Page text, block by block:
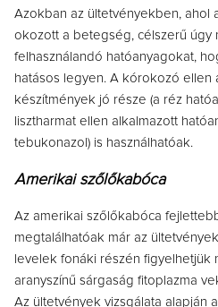
Azokban az ültetvényekben,
okozott a betegség, célszerű úgy
felhasználandó hatóanyagokat,
hatásos legyen. A kórokozó ellen
készítmények jó része (a réz
lisztharmat ellen alkalmazott
tebukonazol) is használhatóak.
Amerikai szőlőkabóca
Az amerikai szőlőkabóca
megtalálhatóak már az
levelek fonáki részén figyelhetjük
aranyszínű sárgaság fitoplazma
Az ültetvények vizsgálata alapján